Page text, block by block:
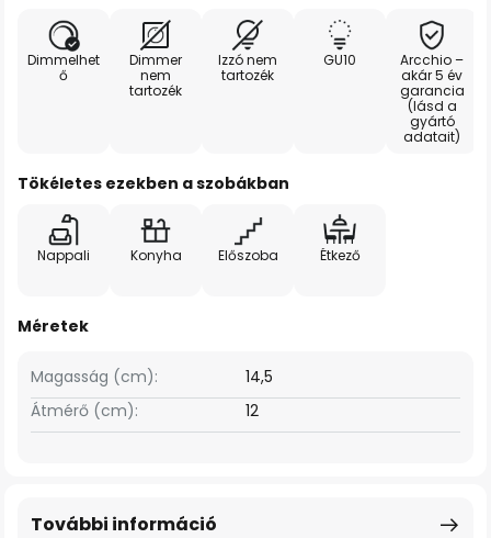
Dimmelhet
ő
Dimmer
nem
tartozék
Izzó nem
tartozék
GU10
Arcchio –
akár 5 év
garancia
(lásd a
gyártó
adatait)
Tökéletes ezekben a szobákban
Nappali Konyha Előszoba Étkező
Méretek
Magasság (cm):
14,5
Átmérő (cm):
12
További információ